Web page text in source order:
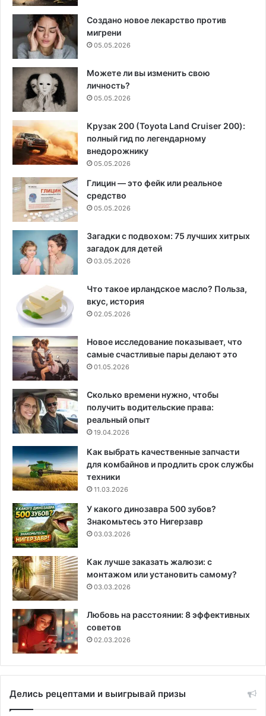
Создано новое лекарство против
мигрени
05.05.2026
Можете ли вы изменить свою
личность?
05.05.2026
Крузак 200 (Toyota Land Cruiser 200):
полный гид по легендарному
внедорожнику
05.05.2026
Глицин — это фейк или реальное
средство
05.05.2026
Загадки с подвохом: 75 лучших хитрых
загадок для детей
03.05.2026
Что такое ирландское масло? Польза,
вкус, история
02.05.2026
Новое исследование показывает, что
самые счастливые пары делают это
01.05.2026
Сколько времени нужно, чтобы
получить водительские права:
реальный опыт
19.04.2026
Как выбрать качественные запчасти
для комбайнов и продлить срок службы
техники
11.03.2026
У какого динозавра 500 зубов?
Знакомьтесь это Нигерзавр
03.03.2026
Как лучше заказать жалюзи: с
монтажом или установить самому?
03.03.2026
Любовь на расстоянии: 8 эффективных
советов
02.03.2026
Делись рецептами и выигрывай призы